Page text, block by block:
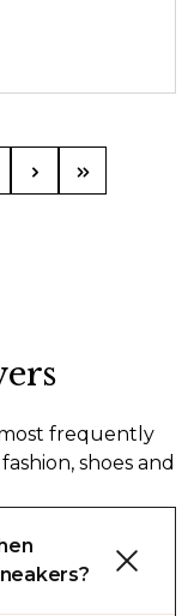
frequently
shoes and